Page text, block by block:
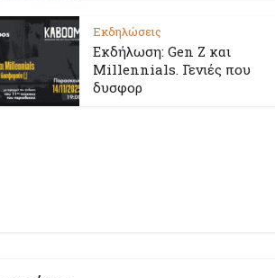
Εκδηλώσεις
Εκδήλωση: Gen Z και
Millennials. Γενιές που
δυσφορ